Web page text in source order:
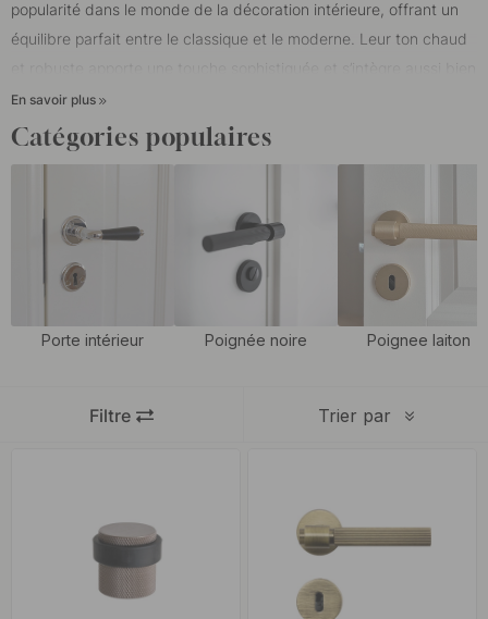
popularité dans le monde de la décoration intérieure, offrant un
équilibre parfait entre le classique et le moderne. Leur ton chaud
dans des intérieurs épurés et minimalistes que dans des
ambiances rustiques ou industrielles.
Une poignée de porte en bronze peut être un détail subtil mais
contraste élégant qui met en valeur le caractère de la pièce,
tandis qu’elle se fond naturellement et harmonieusement dans
une décoration plus chaleureuse et terreuse. Le bronze se marie
froids, ce qui en fait un choix polyvalent pour ceux qui
poignées de porte
d’intérieur sont utilisées quotidiennement
sélectionnées pour leur durabilité et leur design raffiné.
Nos poignées de porte ne sont pas seulement élégantes, elles
sont également sûres et conçues pour durer de nombreuses
En savoir plus
Catégories populaires
Porte intérieur Poignée noire Poignee laiton
Trier par
Filtre